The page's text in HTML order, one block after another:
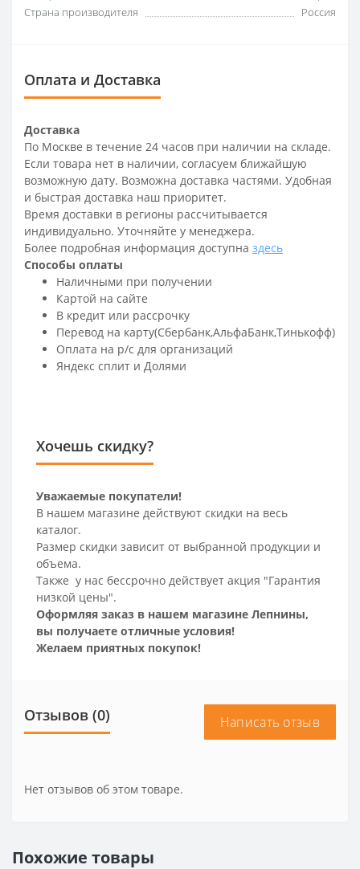
Страна производителя
Россия
Оплата и Доставка
Доставка
По Москве в течение 24 часов при наличии на складе.
Если товара нет в наличии, согласуем ближайшую
возможную дату. Возможна доставка частями. Удобная
и быстрая доставка наш приоритет.
Время доставки в регионы рассчитывается
индивидуально. Уточняйте у менеджера.
Более подробная информация доступна здесь
Способы оплаты
Наличными при получении
Картой на сайте
В кредит или рассрочку
Перевод на карту(Сбербанк,АльфаБанк,Тинькофф)
Оплата на р/c для организаций
Яндекс сплит и Долями
Хочешь скидку?
Уважаемые покупатели!
В нашем магазине действуют скидки на весь
каталог.
Размер скидки зависит от выбранной продукции и
объема.
Также у нас бессрочно действует акция "Гарантия
низкой цены".
Оформляя заказ в нашем магазине Лепнины,
вы получаете отличные условия!
Желаем приятных покупок!
Отзывов (0) Написать отзыв
Нет отзывов об этом товаре.
Похожие товары